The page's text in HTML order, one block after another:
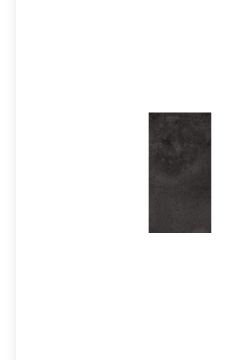
für authentische
unperfekte StrukturenZeitloses,
urbanem CharakterGeeignet für
AußenbereicheLanglebig und
FeinsteinzeugZubehörartikel zur Serie
in unserem Liefersortiment, auch
unserem Onlineshop eingepflegt sind.